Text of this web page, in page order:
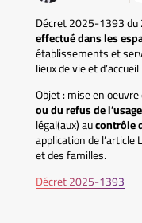
Décret 2025-1393
effectué dans les
établissements et
lieux de vie et d’accueil
Objet: mise en
ou du refus de l’usage
légal(aux) aucontrôle
application de l’article
et des familles.
Décret 2025-1393